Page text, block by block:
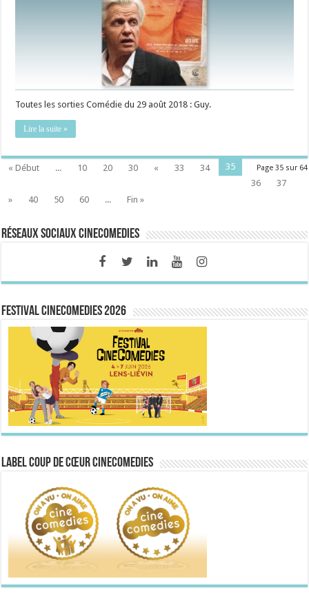
Toutes les sorties Comédie du 29 août 2018 : Guy.
Lire la suite »
Page 35 sur 64
« Début ... 10 20 30 « 33 34
35
36
37
»
40 50 60 ... Fin »
Réseaux sociaux CineComedies
FESTIVAL CINECOMEDIES 2026
Label Coup de Cœur CineComedies